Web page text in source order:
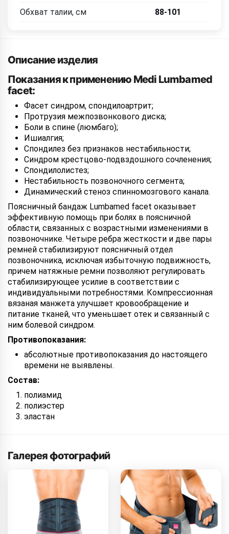
Обхват талии, см 88-101
Описание изделия
Показания к применению Medi Lumbamed
facet:
Фасет синдром, спондилоартрит;
Протрузия межпозвонкового диска;
Боли в спине (люмбаго);
Ишиалгия;
Спондилез без признаков нестабильности;
Синдром крестцово-подвздошного сочленения;
Спондилолистез;
Нестабильность позвоночного сегмента;
Динамический стеноз спинномозгового канала.
Поясничный бандаж Lumbamed facet оказывает
эффективную помощь при болях в поясничной
области, связанных с возрастными изменениями в
позвоночнике. Четыре ребра жесткости и две пары
ремней стабилизируют поясничный отдел
позвоночника, исключая избыточную подвижность,
причем натяжные ремни позволяют регулировать
стабилизирующее усилие в соответствии с
индивидуальными потребностями. Компрессионная
вязаная манжета улучшает кровообращение и
питание тканей, что уменьшает отек и связанный с
ним болевой синдром.
Противопоказания:
абсолютные противопоказания до настоящего
времени не выявлены.
Состав:
полиамид
полиэстер
эластан
Галерея фотографий